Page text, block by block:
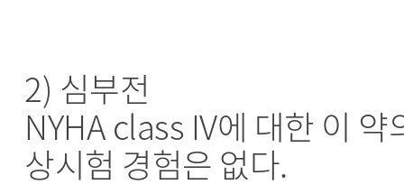
2) 심부전
NYHA class IV에 대한 이 약
상시험 경험은 없다.